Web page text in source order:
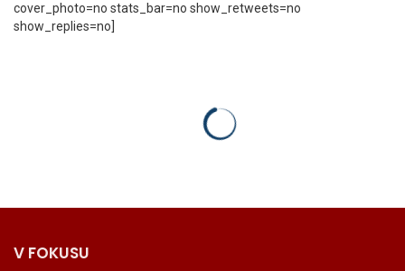
cover_photo=no stats_bar=no show_retweets=no
show_replies=no]
V FOKUSU